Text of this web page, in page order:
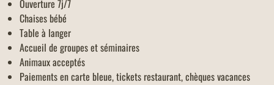
Ouverture 7j/7
Chaises bébé
Table à langer
Accueil de groupes et séminaires
Animaux acceptés
Paiements en carte bleue, tickets restaurant, chèques vacances